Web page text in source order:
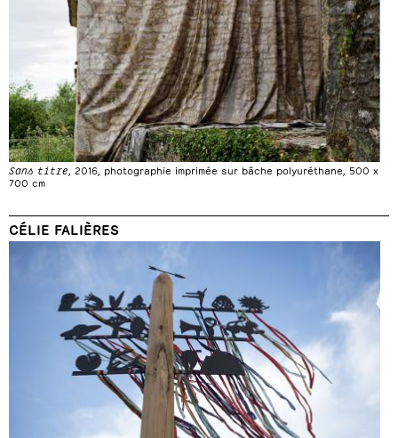
Sans titre , 2016, photographie imprimée sur bâche polyuréthane, 500 x
700 cm
CÉLIE FALIÈRES